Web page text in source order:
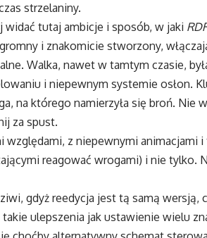
strzelaniny.
widać tutaj ambicje i sposób, w jaki
i znakomicie stworzony,
Walka, nawet w tamtym czasie,
i niepewnym systemie osłon.
na którego namierzyła się broń. Nie
za spust.
względami, z niepewnymi animacjami
reagować wrogami) i nie tylko.
gdyż reedycja jest tą samą wersją,
ulepszenia jak ustawienie wielu